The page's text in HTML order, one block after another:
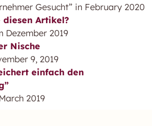
Gesucht” in February 2020
diesen Artikel?
Dezember 2019
Nische
9, 2019
einfach den
2019